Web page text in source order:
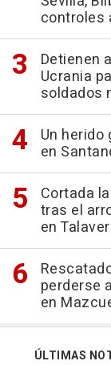
controles
Detienen
Ucrania
soldados
Un
en
Cortada
tras el
en
perderse
en
ÚLTIMAS